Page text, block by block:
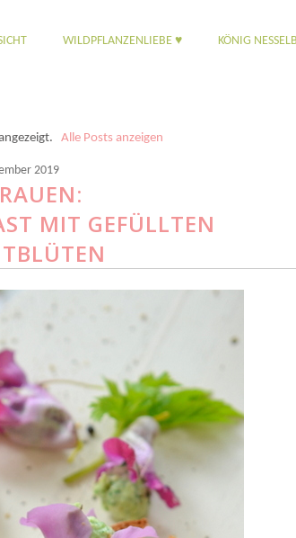
WILDPFLANZENLIEBE ♥ KÖNIG
Alle Posts anzeigen
2019
MIT GEFÜLLTEN